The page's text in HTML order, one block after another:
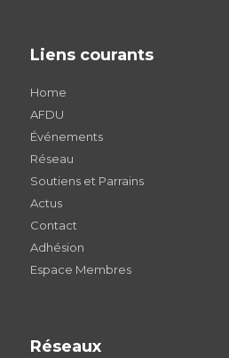
Liens courants
Home
AFDU
Événements
Réseau
Soutiens et Parrains
Actus
Contact
Adhésion
Espace Membres
Réseaux